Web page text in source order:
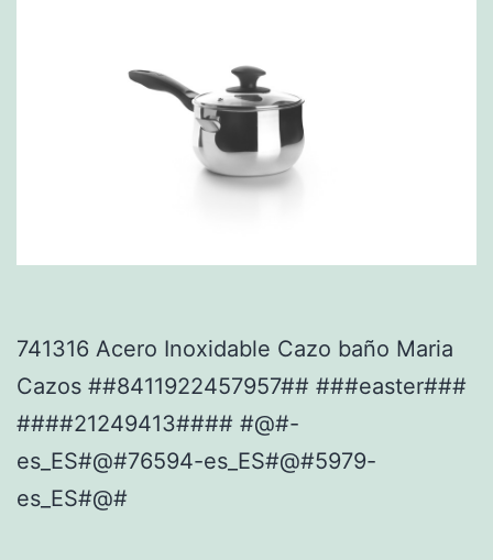
741316 Acero Inoxidable Cazo baño Maria
Cazos ##8411922457957## ###easter###
####21249413#### #@#-
es_ES#@#76594-es_ES#@#5979-
es_ES#@#